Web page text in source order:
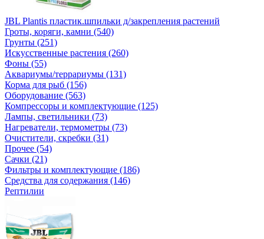
JBL Plantis пластик.шпильки д/закрепления растений
Гроты, коряги, камни (540)
Грунты (251)
Искусственные растения (260)
Фоны (55)
Аквариумы/террариумы (131)
Корма для рыб (156)
Оборудование (563)
Компрессоры и комплектующие (125)
Лампы, светильники (73)
Нагреватели, термометры (73)
Очистители, скребки (31)
Прочее (54)
Сачки (21)
Фильтры и комплектующие (186)
Средства для содержания (146)
Рептилии